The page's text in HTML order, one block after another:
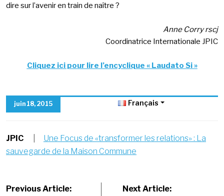
dire sur l’avenir en train de naître ?
Anne Corry rscj
Coordinatrice Internationale JPIC
Cliquez ici pour lire l’encyclique « Laudato Si »
juin 18, 2015 Français
JPIC
Une Focus de «transformer les relations» : La
sauvegarde de la Maison Commune
Previous Article: Next Article: